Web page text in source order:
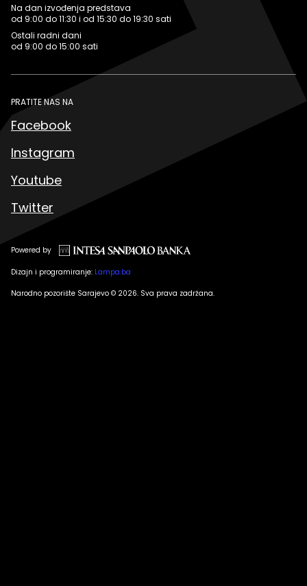
Na dan izvođenja predstava
od 9:00 do 11:30 i od 15:30 do 19:30 sati
Ostali radni dani
od 9:00 do 15:00 sati
PRATITE NAS NA
Facebook
Instagram
Youtube
Twitter
Powered by
Dizajn i programiranje: Lampa.ba
Narodno pozorište Sarajevo © 2026. Sva prava zadržana.